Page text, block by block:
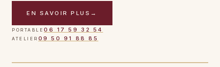
EN SAVOIR PLUS →
PORTABLE06 17 59 32 54
ATELIER 09 50 91 88 85
CAS TRAITÉ
Tapis persan · tache de vin rouge · 24 h après intervention